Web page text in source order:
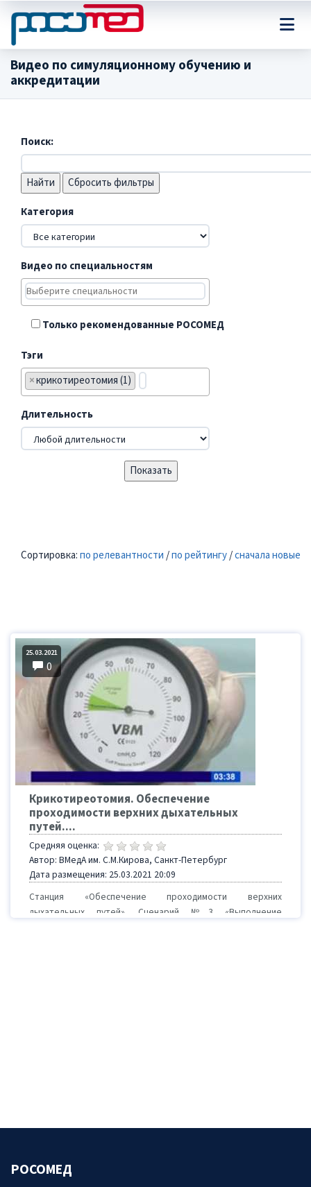
Видео по симуляционному обучению и
аккредитации
Поиск:
Сбросить фильтры
Категория
Видео по специальностям
Только рекомендованные РОСОМЕД
Тэги
×крикотиреотомия (1)
Длительность
Сортировка:по релевантности/по рейтингу/сначала новые
25.03.2021
0
Крикотиреотомия. Обеспечение
проходимости верхних дыхательных
путей....
Средняя оценка:
Автор: ВМедА им. С.М.Кирова, Санкт-Петербург
Дата размещения: 25.03.2021 20:09
Станция «Обеспечение проходимости верхних
дыхательных путей». Сценарий №3 «Выполнение
РОСОМЕД